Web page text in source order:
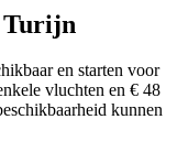
Turijn
en starten voor
vluchten en € 48
kunnen